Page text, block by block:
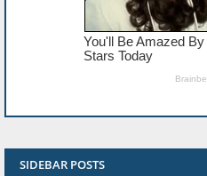
SIDEBAR POSTS